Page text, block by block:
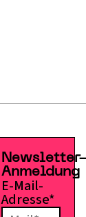
Anmeldung
E-Mail-
Adresse*